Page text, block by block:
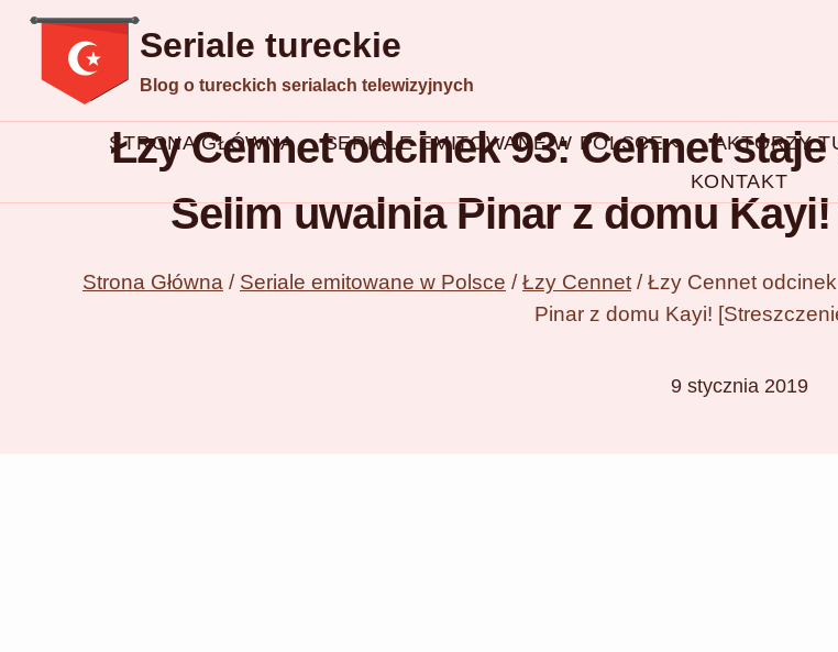
Przejdź
treści
Seriale tureckie
Blog o tureckich serialach telewizyjnych
STRONA GŁÓWNA SERIALE EMITOWANE W POLSCE AKTORZY
KONTAKT
Łzy Cennet odcinek 93: Cennet
Selim uwalnia Pinar z domu
Strona Główna / Seriale emitowane w Polsce / Łzy Cennet / Łzy Cennet
Pinar z domu Kayi!
9 stycznia 2019